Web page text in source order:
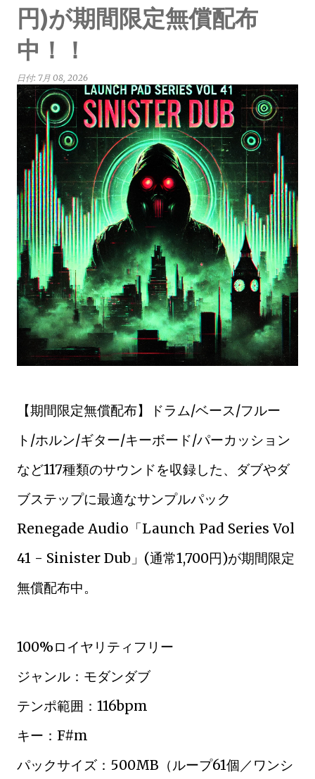
円)が期間限定無償配布
中！！
日付: 7月 08, 2026
【期間限定無償配布】ドラム/ベース/フルー
ト/ホルン/ギター/キーボード/パーカッション
など117種類のサウンドを収録した、ダブやダ
ブステップに最適なサンプルパック
Renegade Audio「Launch Pad Series Vol
41 - Sinister Dub」(通常1,700円)が期間限定
無償配布中。
100%ロイヤリティフリー
ジャンル：モダンダブ
テンポ範囲：116bpm
キー：F#m
パックサイズ：500MB（ループ61個／ワンシ